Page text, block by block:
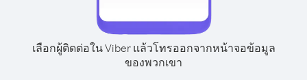
เลือกผู้ติดต่อใน Viber แล้วโทรออกจากหน้าจอข้อมูล
ของพวกเขา